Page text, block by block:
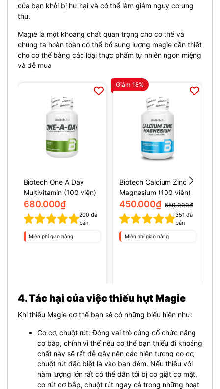
của bạn khỏi bị hư hại và có thể làm giảm nguy cơ ung
thư.
Magiê là một khoáng chất quan trọng cho cơ thể và
chúng ta hoàn toàn có thể bổ sung lượng magie cần thiết
cho cơ thể bằng các loại thực phẩm tự nhiên ngon miệng
và dễ mua
Biotech One A Day
Multivitamin (100 viên)
680.000₫
200 đã
bán
Miễn phí giao hàng
Giảm 18%
Biotech Calcium Zinc
Magnesium (100 viên)
450.000₫ 550.000₫
351 đã
bán
Miễn phí giao hàng
4. Tác hại của việc thiếu hụt Magie
Khi thiếu Magie cơ thể bạn sẽ có những biểu hiện như:
Co cơ, chuột rút: Đóng vai trò củng cố chức năng
cơ bắp, chính vì thế nếu cơ thể bạn thiếu đi khoáng
chất này sẽ rất dễ gây nên các hiện tượng co cơ,
chuột rút đặc biệt là vào ban đêm. Nếu thiếu với
hàm lượng lớn rất có thể dẫn tới bị co giật cơ mặt,
co rút cơ bắp, chuột rút ngay cả trong những hoạt